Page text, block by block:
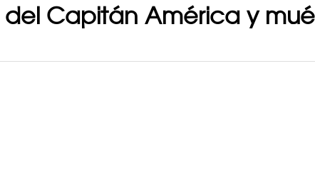
Capitán América y